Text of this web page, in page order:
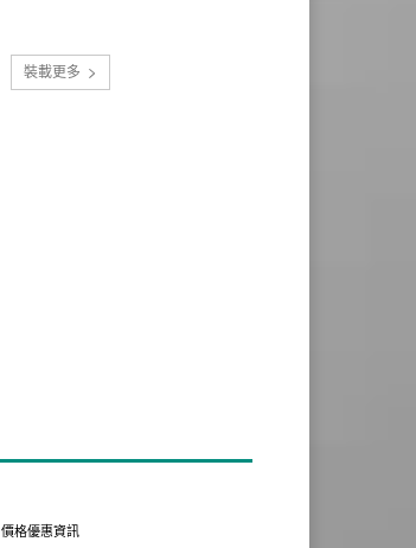
裝載更多
價格優惠資訊